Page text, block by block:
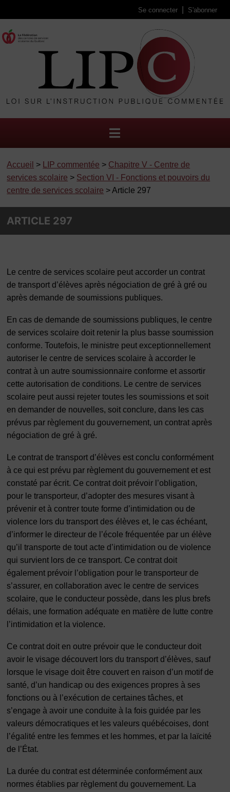
Se connecter S'abonner
Accueil > LIP commentée > Chapitre V - Centre de
services scolaire > Section VI - Fonctions et pouvoirs du
centre de services scolaire > Article 297
ARTICLE 297
Le centre de services scolaire peut accorder un contrat
de transport d’élèves après négociation de gré à gré ou
après demande de soumissions publiques.
En cas de demande de soumissions publiques, le centre
de services scolaire doit retenir la plus basse soumission
conforme. Toutefois, le ministre peut exceptionnellement
autoriser le centre de services scolaire à accorder le
contrat à un autre soumissionnaire conforme et assortir
cette autorisation de conditions. Le centre de services
scolaire peut aussi rejeter toutes les soumissions et soit
en demander de nouvelles, soit conclure, dans les cas
prévus par règlement du gouvernement, un contrat après
négociation de gré à gré.
Le contrat de transport d’élèves est conclu conformément
à ce qui est prévu par règlement du gouvernement et est
constaté par écrit. Ce contrat doit prévoir l’obligation,
pour le transporteur, d’adopter des mesures visant à
prévenir et à contrer toute forme d’intimidation ou de
violence lors du transport des élèves et, le cas échéant,
d’informer le directeur de l’école fréquentée par un élève
qu’il transporte de tout acte d’intimidation ou de violence
qui survient lors de ce transport. Ce contrat doit
également prévoir l’obligation pour le transporteur de
s’assurer, en collaboration avec le centre de services
scolaire, que le conducteur possède, dans les plus brefs
délais, une formation adéquate en matière de lutte contre
l’intimidation et la violence.
Ce contrat doit en outre prévoir que le conducteur doit
avoir le visage découvert lors du transport d’élèves, sauf
lorsque le visage doit être couvert en raison d’un motif de
santé, d’un handicap ou des exigences propres à ses
fonctions ou à l’exécution de certaines tâches, et
s’engage à avoir une conduite à la fois guidée par les
valeurs démocratiques et les valeurs québécoises, dont
l’égalité entre les femmes et les hommes, et par la laïcité
de l’État.
La durée du contrat est déterminée conformément aux
normes établies par règlement du gouvernement. La